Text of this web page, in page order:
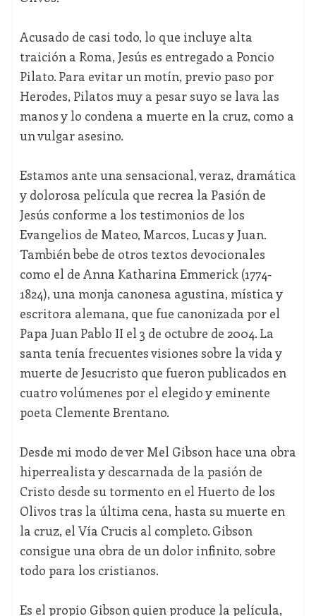
Acusado de casi todo, lo que incluye alta
traición a Roma, Jesús es entregado a Poncio
Pilato. Para evitar un motín, previo paso por
Herodes, Pilatos muy a pesar suyo se lava las
manos y lo condena a muerte en la cruz, como a
un vulgar asesino.
Estamos ante una sensacional, veraz, dramática
y dolorosa película que recrea la Pasión de
Jesús conforme a los testimonios de los
Evangelios de Mateo, Marcos, Lucas y Juan.
También bebe de otros textos devocionales
como el de Anna Katharina Emmerick (1774-
1824), una monja canonesa agustina, mística y
escritora alemana, que fue canonizada por el
Papa Juan Pablo II el 3 de octubre de 2004. La
santa tenía frecuentes visiones sobre la vida y
muerte de Jesucristo que fueron publicados en
cuatro volúmenes por el elegido y eminente
poeta Clemente Brentano.
Desde mi modo de ver Mel Gibson hace una obra
hiperrealista y descarnada de la pasión de
Cristo desde su tormento en el Huerto de los
Olivos tras la última cena, hasta su muerte en
la cruz, el Vía Crucis al completo. Gibson
consigue una obra de un dolor infinito, sobre
todo para los cristianos.
Es el propio Gibson quien produce la película,